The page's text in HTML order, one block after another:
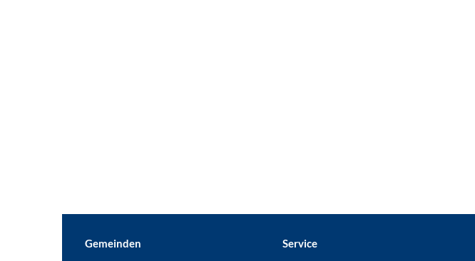
Gemeinden
Service